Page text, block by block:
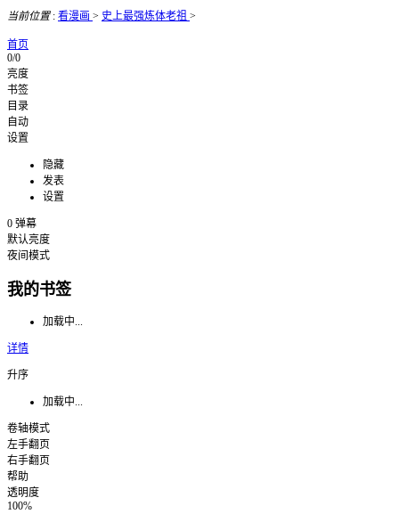
当前位置: 看漫画 > 史上最强炼体老祖 >
首页
0/0
亮度
书签
目录
自动
设置
隐藏
发表
设置
0 弹幕
默认亮度
夜间模式
我的书签
加载中...
详情
升序
加载中...
卷轴模式
左手翻页
右手翻页
帮助
透明度
100%